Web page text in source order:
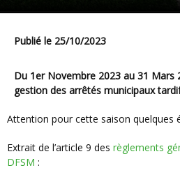
Publié le 25/10/2023
Du 1er Novembre 2023 au 31 Mars 2024, la cellule de veille de
gestion des arrêtés municipaux
Attention pour cette saison quelques
Extrait de l’article 9 des règlements
DFSM :